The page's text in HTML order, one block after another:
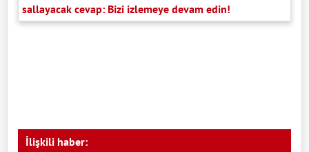
sallayacak cevap: Bizi izlemeye devam edin!
İlişkili haber: